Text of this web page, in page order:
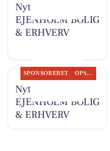
Nyt fra
EJENHOLM BOLIG
& ERHVERV
SPONSORERET OPSLAGSTAVLEN
Nyt fra
EJENHOLM BOLIG
& ERHVERV